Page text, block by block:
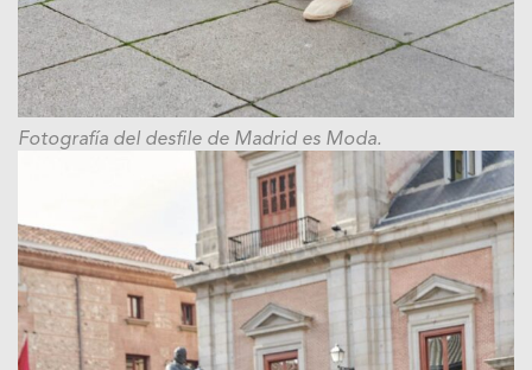
Fotografía del desfile de Madrid es Moda.